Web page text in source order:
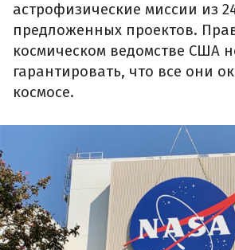
астрофизические миссии из
предложенных проектов.
космическом ведомстве США
гарантировать, что все они
космосе.